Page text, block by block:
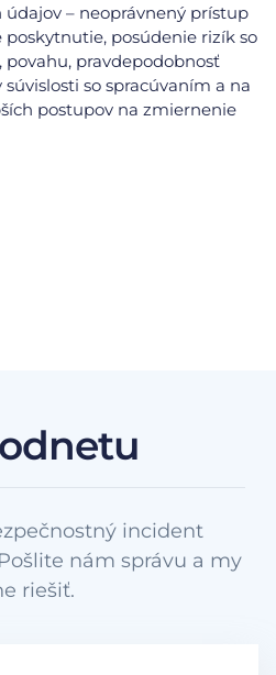
– neoprávnený prístup
poskytnutie, posúdenie rizík so
pravdepodobnosť
so spracúvaním a na
postupov na zmiernenie
incident
nám správu a my
riešiť.